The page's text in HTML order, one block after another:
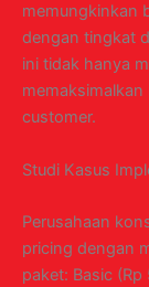
memungkinkan
dengan tingkat
ini tidak hanya
customer.
Studi Kasus
Perusahaan
pricing dengan
paket: Basic